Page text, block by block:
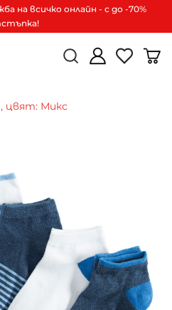
на всичко онлайн - с до -70%
цвят: Микс